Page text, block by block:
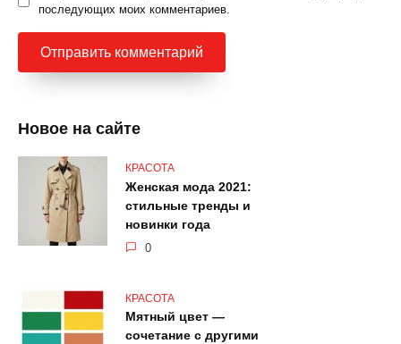
последующих моих комментариев.
Новое на сайте
КРАСОТА
Женская мода 2021:
стильные тренды и
новинки года
0
КРАСОТА
Мятный цвет —
сочетание с другими